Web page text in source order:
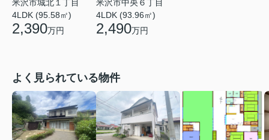
米沢市城北１丁目
4LDK (95.58㎡)
2,390万円
米沢市中央６丁目
4LDK (93.96㎡)
2,490万円
よく見られている物件